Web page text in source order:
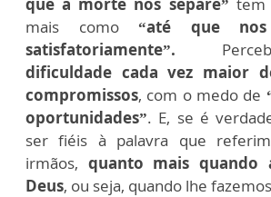
mais como“até que nos
satisfatoriamente”.
dificuldade cada vez maior
compromissos, com o medo de
oportunidades”. E, se é
ser fiéis à palavra que
irmãos, quanto mais quando
Deus, ou seja, quando lhe